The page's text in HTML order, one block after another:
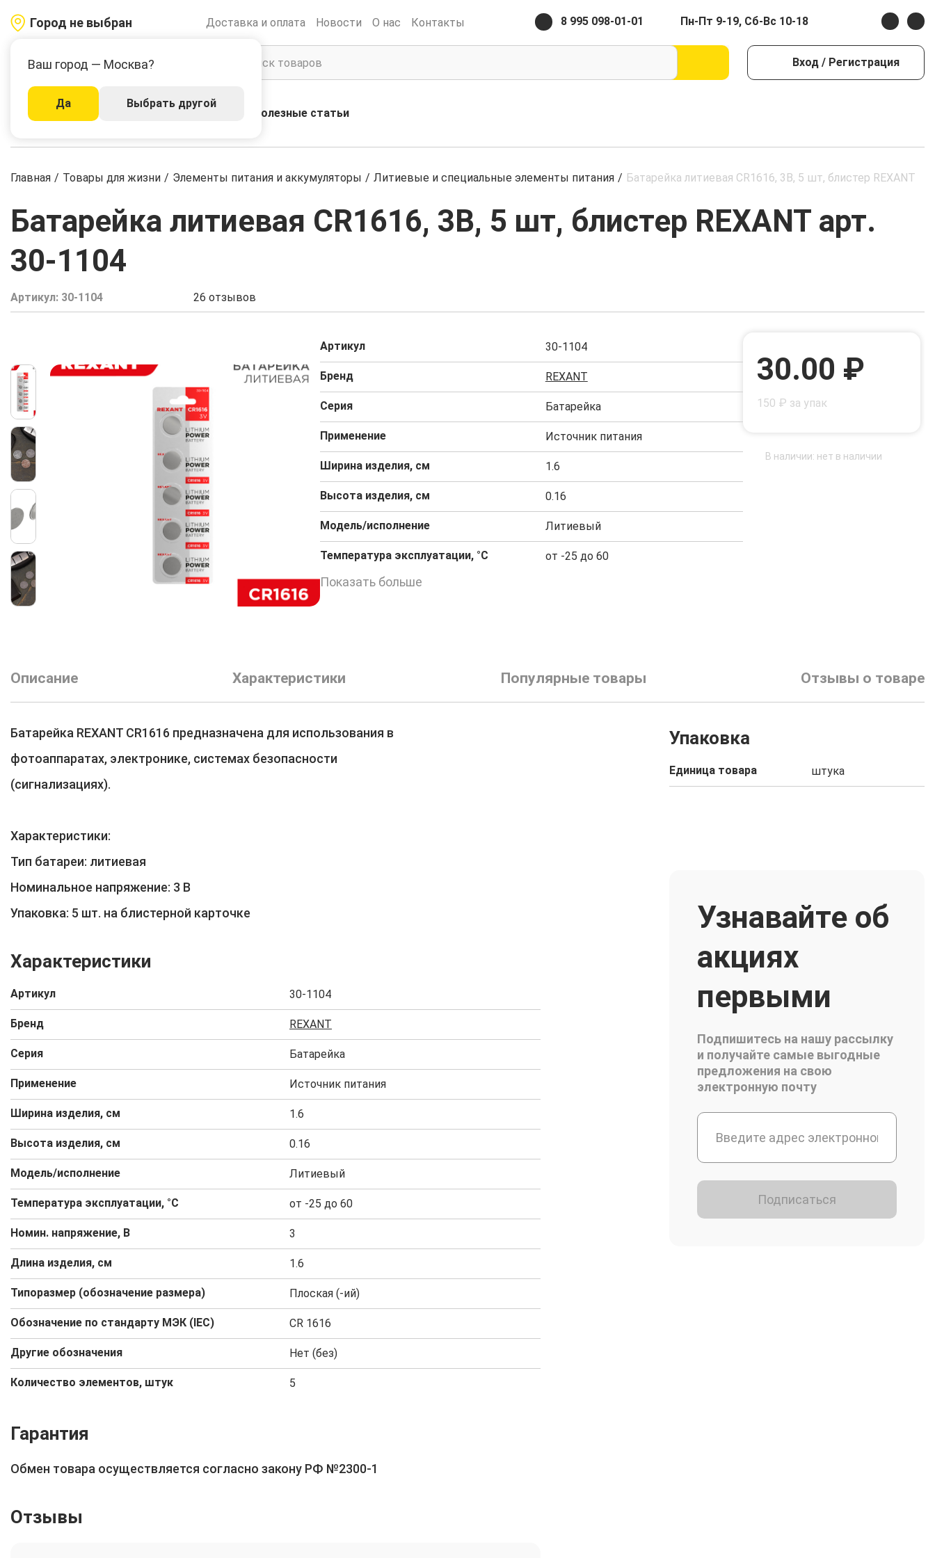
Город не выбран
Ваш город — Москва?
Да Выбрать другой
Доставка и оплата Новости О нас Контакты 8 995 098-01-01 Пн-Пт 9-19, Сб-Вс 10-18
Вход / Регистрация
Каталог Акции Полезные статьи
Главная / Товары для жизни / Элементы питания и аккумуляторы / Литиевые и специальные элементы питания / Батарейка литиевая CR1616, 3В, 5 шт, блистер REXANT
Батарейка литиевая CR1616, 3В, 5 шт, блистер REXANT арт.
30-1104
Артикул: 30-1104 26 отзывов
Артикул 30-1104
Бренд REXANT
Серия Батарейка
Применение Источник питания
Ширина изделия, см 1.6
Высота изделия, см 0.16
Модель/исполнение Литиевый
Температура эксплуатации, °C от -25 до 60
Показать больше
30.00 ₽
150 ₽ за упак
В наличии: нет в наличии
Описание Характеристики Популярные товары Отзывы о товаре
Батарейка REXANT CR1616 предназначена для использования в
фотоаппаратах, электронике, системах безопасности
(сигнализациях).
Характеристики:
Тип батареи: литиевая
Номинальное напряжение: 3 В
Упаковка: 5 шт. на блистерной карточке
Характеристики
Артикул 30-1104
Бренд REXANT
Серия Батарейка
Применение Источник питания
Ширина изделия, см 1.6
Высота изделия, см 0.16
Модель/исполнение Литиевый
Температура эксплуатации, °C от -25 до 60
Номин. напряжение, В 3
Длина изделия, см 1.6
Типоразмер (обозначение размера) Плоская (-ий)
Обозначение по стандарту МЭК (IEC) CR 1616
Другие обозначения Нет (без)
Количество элементов, штук 5
Гарантия
Обмен товара осуществляется согласно закону РФ №2300-1
Отзывы
Упаковка
Единица товара штука
Узнавайте об
акциях
первыми
Подпишитесь на нашу рассылку
и получайте самые выгодные
предложения на свою
электронную почту
Подписаться